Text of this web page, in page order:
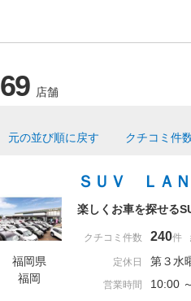
69 店舗
元の並び順に戻す クチコミ件
福岡県
福岡
ＳＵＶ ＬＡＮ
楽しくお車を探せる
クチコミ件数 240件
定休日 第３水
営業時間 10:00